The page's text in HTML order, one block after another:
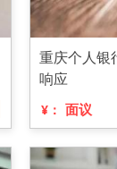
重庆个人银
响应
¥： 面议